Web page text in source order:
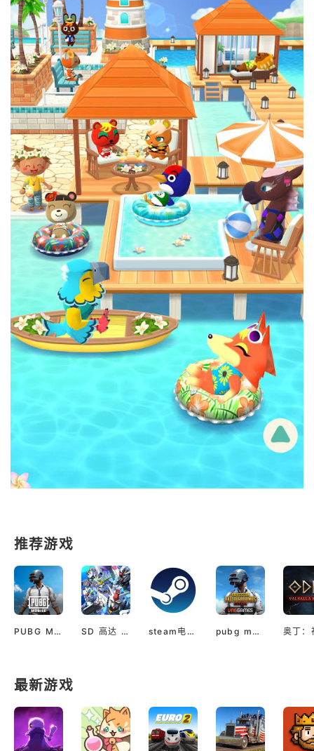
推荐游戏
PUBG M(国际服绝地求生) SD 高达 G世代 永恒（国际服） steam电脑版下载 pubg mobile最新版本
最新游戏